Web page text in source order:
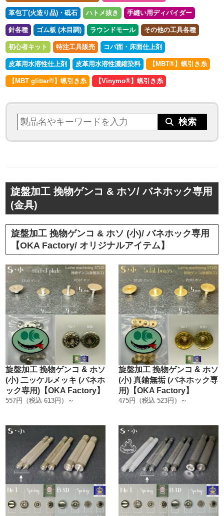
革包丁(火造り品)・砥石 ハトメ抜き 手縫い用ディバイダー
針各種 ゴム板 (木目調) ラウンドモール その他の工具各種
初心者キット 特注工具販売 コバ面・床面仕上剤
皮革用水溶性仕上剤 皮革用水溶性濃縮染料 【MBT®︎】蝋引き糸
【MBT glitter®︎】蝋引き糸 【Vinymo®︎】蝋引き糸
旋盤加工 挽物ゲンコ & ホソ/ バネホック専用
(金具)
旋盤加工 挽物ゲンコ & ホソ (小)/ バネホック専用
【OKA Factory/ オリジナルアイテム】
旋盤加工 挽物ゲンコ & ホソ
(小) 二ッケルメッキ (バネホ
ック専用)【OKA Factory】
557円（税込 613円）～
旋盤加工 挽物ゲンコ & ホソ
(小) 真鍮無垢 (バネホック専
用)【OKA Factory】
475円（税込 523円）～